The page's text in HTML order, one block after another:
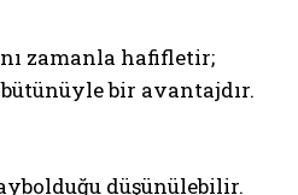
zamanla hafifletir;
bir avantajdır.
düşünülebilir.